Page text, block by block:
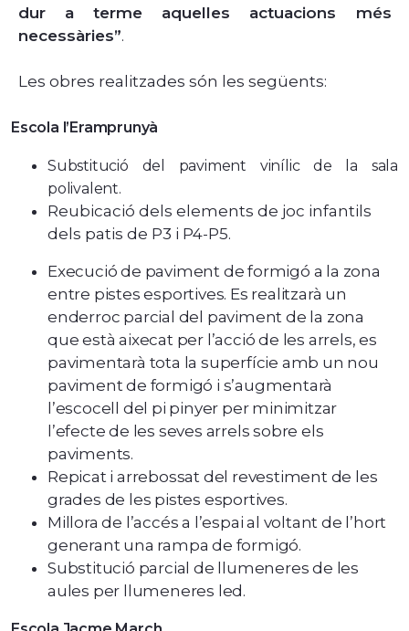
dur a terme aquelles actuacions més
necessàries”.
Les obres realitzades són les següents:
Escola l’Eramprunyà
Substitució del paviment vinílic de la sala
polivalent.
Reubicació dels elements de joc infantils
dels patis de P3 i P4-P5.
Execució de paviment de formigó a la zona
entre pistes esportives. Es realitzarà un
enderroc parcial del paviment de la zona
que està aixecat per l’acció de les arrels, es
pavimentarà tota la superfície amb un nou
paviment de formigó i s’augmentarà
l’escocell del pi pinyer per minimitzar
l’efecte de les seves arrels sobre els
paviments.
Repicat i arrebossat del revestiment de les
grades de les pistes esportives.
Millora de l’accés a l’espai al voltant de l’hort
generant una rampa de formigó.
Substitució parcial de llumeneres de les
aules per llumeneres led.